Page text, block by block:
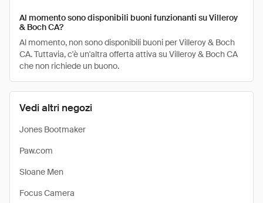
Vedi altri negozi
Jones Bootmaker
Paw.com
Sloane Men
Focus Camera
Al momento sono disponibili buoni funzionanti su Villeroy
& Boch CA?
Al momento, non sono disponibili buoni per Villeroy & Boch
CA. Tuttavia, c'è un'altra offerta attiva su Villeroy & Boch CA
che non richiede un buono.